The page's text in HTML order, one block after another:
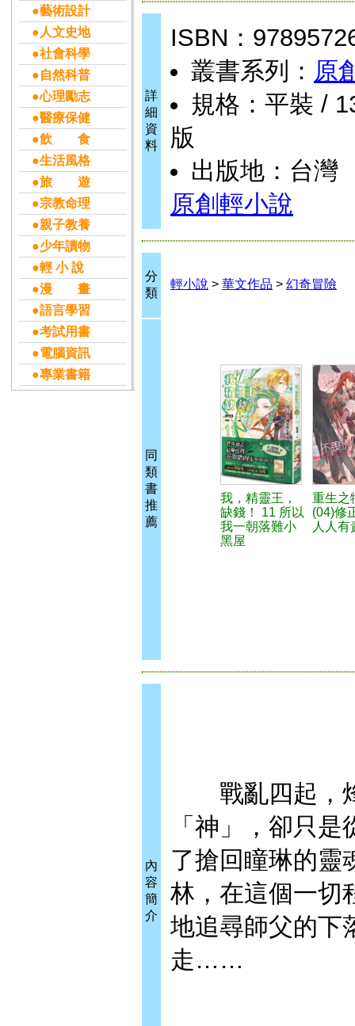
●藝術設計
●人文史地
●社會科學
●自然科普
●心理勵志
●醫療保健
●飲 食
●生活風格
●旅 遊
●宗教命理
●親子教養
●少年讀物
●輕 小 說
●漫 畫
●語言學習
●考試用書
●電腦資訊
●專業書籍
詳
細
資
料
ISBN：
叢書系列： 原
規格：平裝 /
版
出版地：台灣
原創輕小說
分
類
輕小說 > 華文作品 > 幻奇冒險
同
類
書
推
薦
我，精靈王，
缺錢！ 11 所以
我一朝落難小
黑屋
重生之
(04)修
人人有
內
容
簡
介
戰亂四起，烽
「神」，卻只
了搶回瞳琳的靈
林，在這個一切
地追尋師父的下
走……